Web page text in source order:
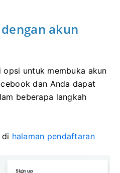
akun
untuk membuka akun
dan Anda dapat
beberapa langkah
di halaman pendaftaran